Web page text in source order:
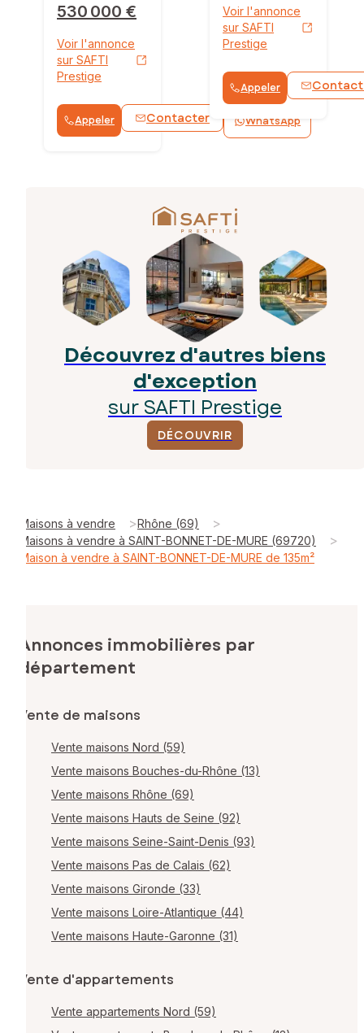
530 000 €
Voir l'annonce
sur SAFTI
Prestige
Appeler Contacter WhatsApp
Voir l'annonce
sur SAFTI
Prestige
Appeler
Découvrez d'autres biens
d'exception
sur SAFTI Prestige
DÉCOUVRIR
Maisons à vendre >Rhône (69) >
Maisons à vendre à SAINT-BONNET-DE-MURE (69720) >
Maison à vendre à SAINT-BONNET-DE-MURE de 135m²
Annonces immobilières par
département
Vente de maisons
Vente maisons Nord (59)
Vente maisons Bouches-du-Rhône (13)
Vente maisons Rhône (69)
Vente maisons Hauts de Seine (92)
Vente maisons Seine-Saint-Denis (93)
Vente maisons Pas de Calais (62)
Vente maisons Gironde (33)
Vente maisons Loire-Atlantique (44)
Vente maisons Haute-Garonne (31)
Vente d'appartements
Vente appartements Nord (59)